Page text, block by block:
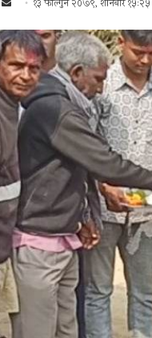
email
१३ फाल्गुन २०७९, शनिबार १५:२५